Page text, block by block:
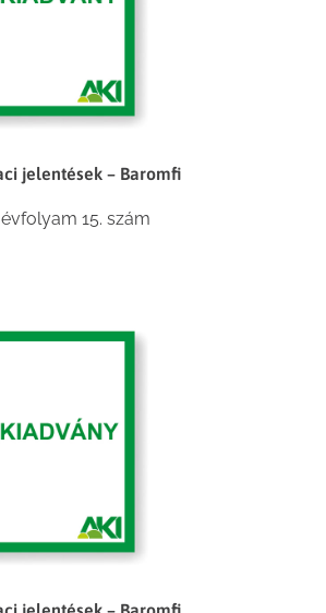
jelentések – Baromfi
évfolyam 15. szám